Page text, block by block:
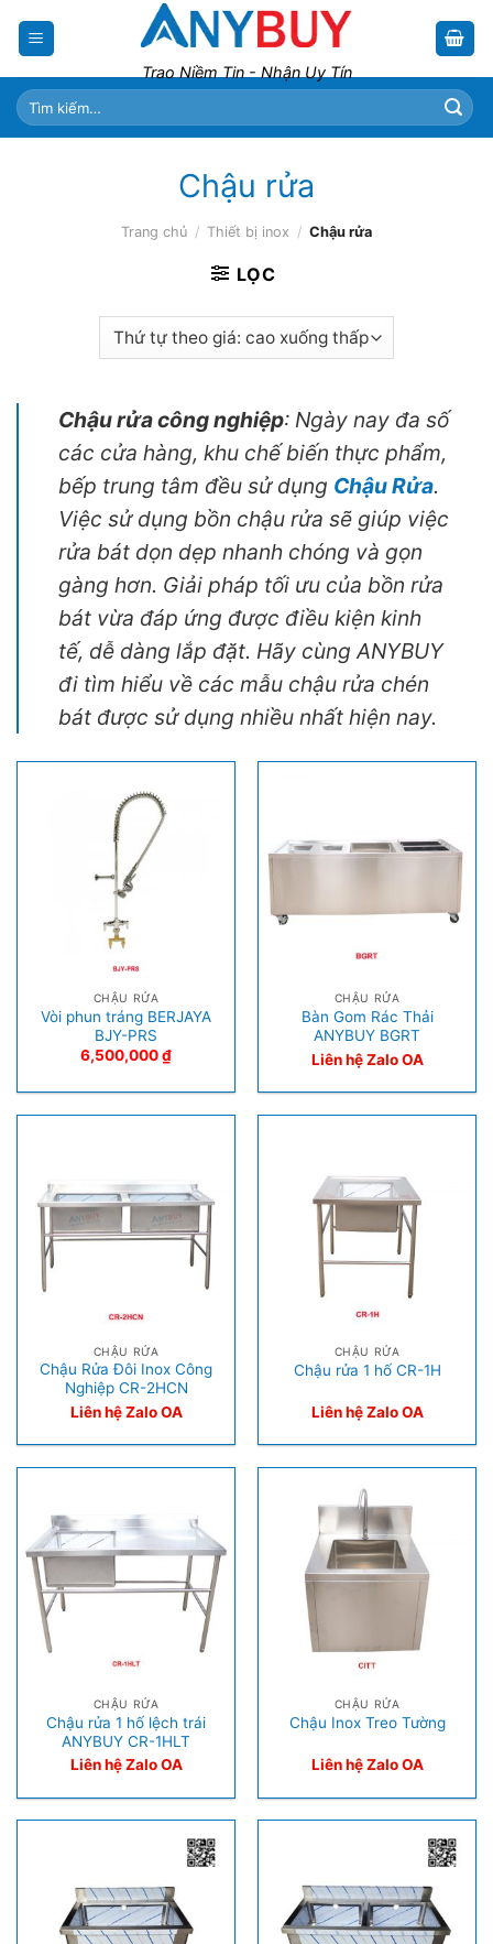
Trao Niềm Tin - Nhận Uy Tín
Tìm
kiếm:
Chậu rửa
Trang chủ / Thiết bị inox / Chậu rửa
LỌC
Chậu rửa công nghiệp: Ngày nay đa số
các cửa hàng, khu chế biến thực phẩm,
bếp trung tâm đều sử dụng Chậu Rửa.
Việc sử dụng bồn chậu rửa sẽ giúp việc
rửa bát dọn dẹp nhanh chóng và gọn
gàng hơn. Giải pháp tối ưu của bồn rửa
bát vừa đáp ứng được điều kiện kinh
tế, dễ dàng lắp đặt. Hãy cùng ANYBUY
đi tìm hiểu về các mẫu chậu rửa chén
bát được sử dụng nhiều nhất hiện nay.
CHẬU RỬA
Vòi phun tráng BERJAYA
BJY-PRS
6,500,000₫
CHẬU RỬA
Bàn Gom Rác Thải
ANYBUY BGRT
Liên hệ Zalo OA
CHẬU RỬA
Chậu Rửa Đôi Inox Công
Nghiệp CR-2HCN
Liên hệ Zalo OA
CHẬU RỬA
Chậu rửa 1 hố CR-1H
Liên hệ Zalo OA
CHẬU RỬA
Chậu rửa 1 hố lệch trái
ANYBUY CR-1HLT
Liên hệ Zalo OA
CHẬU RỬA
Chậu Inox Treo Tường
Liên hệ Zalo OA